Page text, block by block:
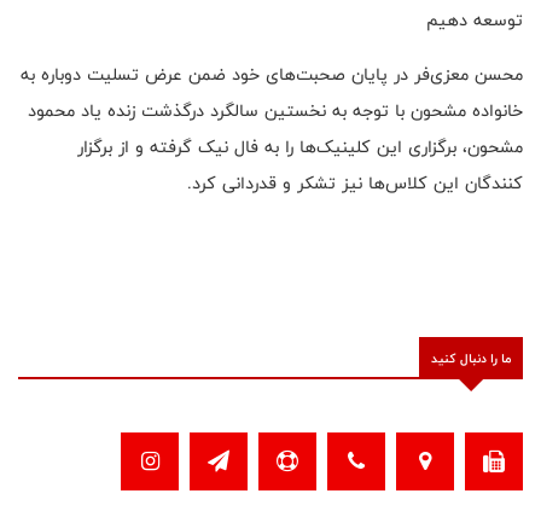
توسعه دهیم
محسن معزی‌فر در پایان صحبت‌های خود ضمن عرض تسلیت دوباره به
خانواده مشحون با توجه به نخستین سالگرد درگذشت زنده یاد محمود
مشحون، برگزاری این کلینیک‌ها را به فال نیک گرفته و از برگزار
کنندگان این کلاس‌ها نیز تشکر و قدردانی کرد.
ما را دنبال کنید